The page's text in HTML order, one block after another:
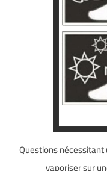
Questions